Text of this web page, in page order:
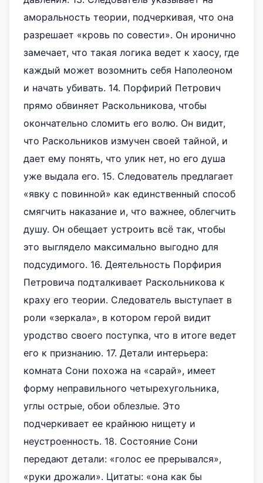
аморальность теории, подчеркивая, что она
разрешает «кровь по совести». Он иронично
замечает, что такая логика ведет к хаосу, где
каждый может возомнить себя Наполеоном
и начать убивать. 14. Порфирий Петрович
прямо обвиняет Раскольникова, чтобы
окончательно сломить его волю. Он видит,
что Раскольников измучен своей тайной, и
дает ему понять, что улик нет, но его душа
уже выдала его. 15. Следователь предлагает
«явку с повинной» как единственный способ
смягчить наказание и, что важнее, облегчить
душу. Он обещает устроить всё так, чтобы
это выглядело максимально выгодно для
подсудимого. 16. Деятельность Порфирия
Петровича подталкивает Раскольникова к
краху его теории. Следователь выступает в
роли «зеркала», в котором герой видит
уродство своего поступка, что в итоге ведет
его к признанию. 17. Детали интерьера:
комната Сони похожа на «сарай», имеет
форму неправильного четырехугольника,
углы острые, обои облезлые. Это
подчеркивает ее крайнюю нищету и
неустроенность. 18. Состояние Сони
передают детали: «голос ее прерывался»,
«руки дрожали». Цитаты: «она как бы